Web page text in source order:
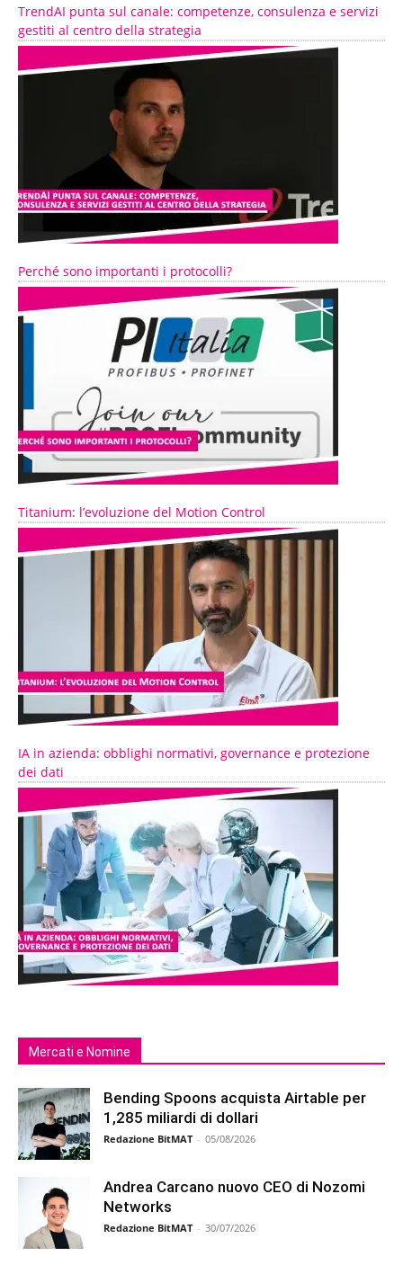
TrendAI punta sul canale: competenze, consulenza e servizi
gestiti al centro della strategia
Perché sono importanti i protocolli?
Titanium: l’evoluzione del Motion Control
IA in azienda: obblighi normativi, governance e protezione
dei dati
Mercati e Nomine
Bending Spoons acquista Airtable per
1,285 miliardi di dollari
Redazione BitMAT - 05/08/2026
Andrea Carcano nuovo CEO di Nozomi
Networks
Redazione BitMAT - 30/07/2026